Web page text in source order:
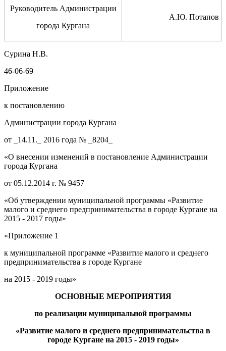
Руководитель Администрации
города Кургана
А.Ю. Потапов
Сурина Н.В.
46-06-69
Приложение
к постановлению
Администрации города Кургана
от _14.11._ 2016 года № _8204_
«О внесении изменений в постановление Администрации
города Кургана
от 05.12.2014 г. № 9457
«Об утверждении муниципальной программы «Развитие
малого и среднего предпринимательства в городе Кургане на
2015 - 2017 годы»
«Приложение 1
к муниципальной программе «Развитие малого и среднего
предпринимательства в городе Кургане
на 2015 - 2019 годы»
ОСНОВНЫЕ МЕРОПРИЯТИЯ
по реализации муниципальной программы
«Развитие малого и среднего предпринимательства в
городе Кургане на 2015 - 2019годы»